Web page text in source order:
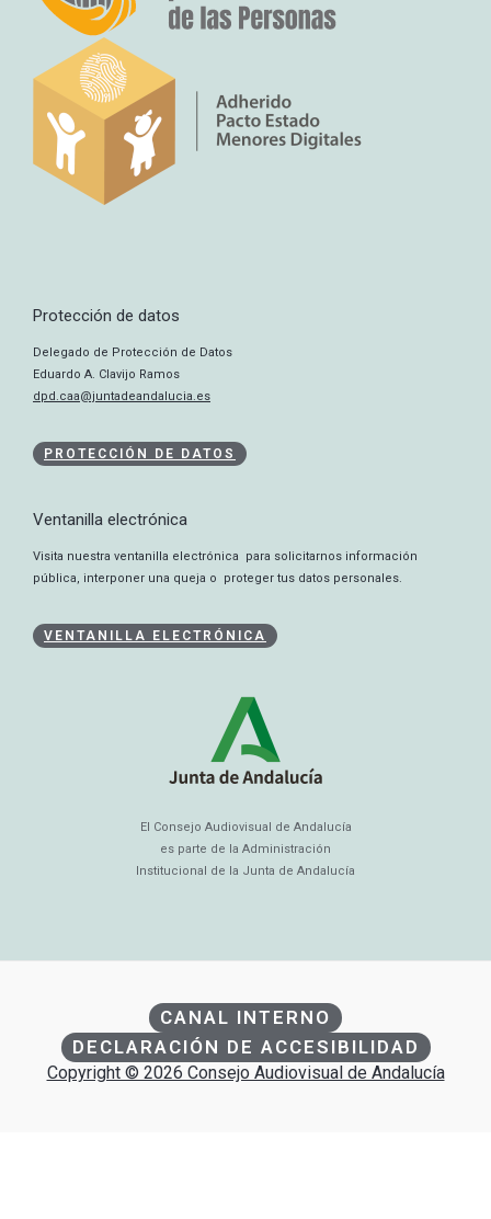
Protección de datos
Delegado de Protección de Datos
Eduardo A. Clavijo Ramos
dpd.caa@juntadeandalucia.es
PROTECCIÓN DE DATOS
Ventanilla electrónica
Visita nuestra ventanilla electrónica para solicitarnos información
pública, interponer una queja o proteger tus datos personales.
VENTANILLA ELECTRÓNICA
El Consejo Audiovisual de Andalucía
es parte de la Administración
Institucional de la Junta de Andalucía
CANAL INTERNO
DECLARACIÓN DE ACCESIBILIDAD
Copyright © 2026 Consejo Audiovisual de Andalucía